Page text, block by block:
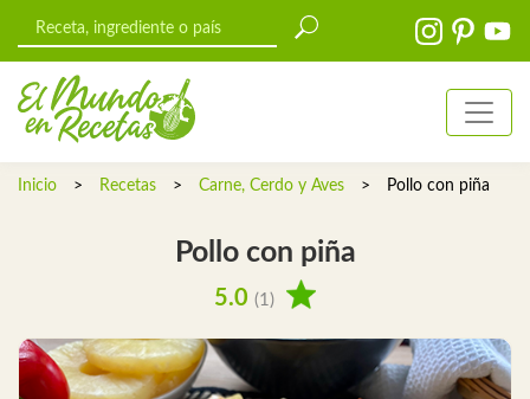
Inicio > Recetas > Carne, Cerdo y Aves > Pollo con piña
Pollo con piña
5.0 (1)